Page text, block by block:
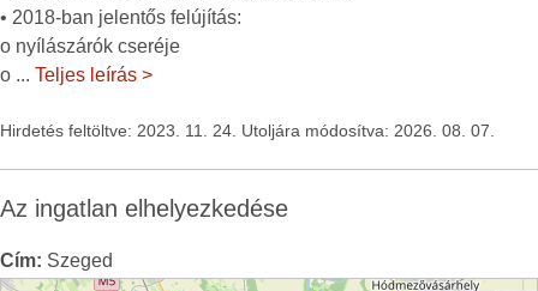
• 2018-ban jelentős felújítás:
o nyílászárók cseréje
o ... Teljes leírás >
Hirdetés feltöltve: 2023. 11. 24. Utoljára módosítva: 2026. 08. 07.
Az ingatlan elhelyezkedése
Cím: Szeged